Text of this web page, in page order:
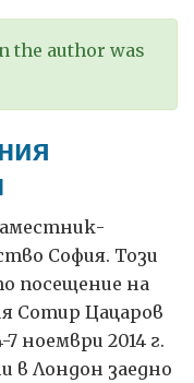
the author was
София. Този
посещение на
Сотир Цацаров
ноември 2014 г.
в Лондон заедно